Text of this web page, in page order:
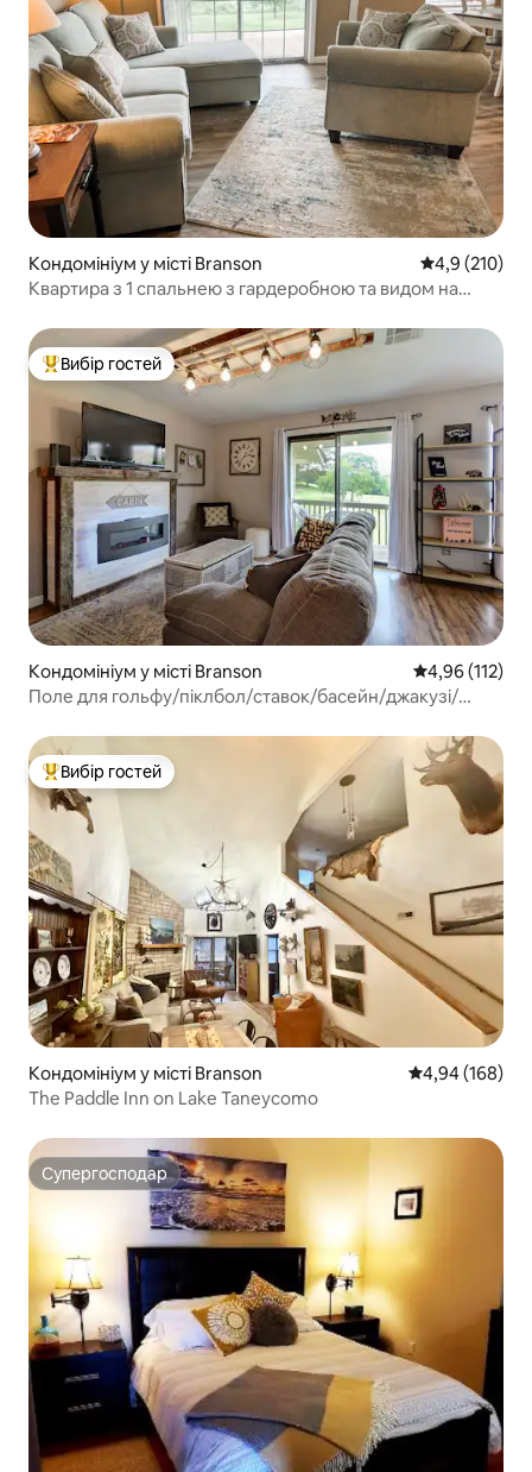
Кондомініум у місті Branson Середня
4,9 (210)
Квартира з 1 спальнею з гардеробною та видом на
Топ вибір гостей
Вибір гостей
Кондомініум у місті Branson Середня
4,96 (112)
Поле для гольфу/піклбол/ставок/басейн/джакузі/
Топ вибір гостей
Вибір гостей
Кондомініум у місті Branson Середня
4,94 (168)
The Paddle Inn on Lake Taneycomo
Супергосподар
Супергосподар